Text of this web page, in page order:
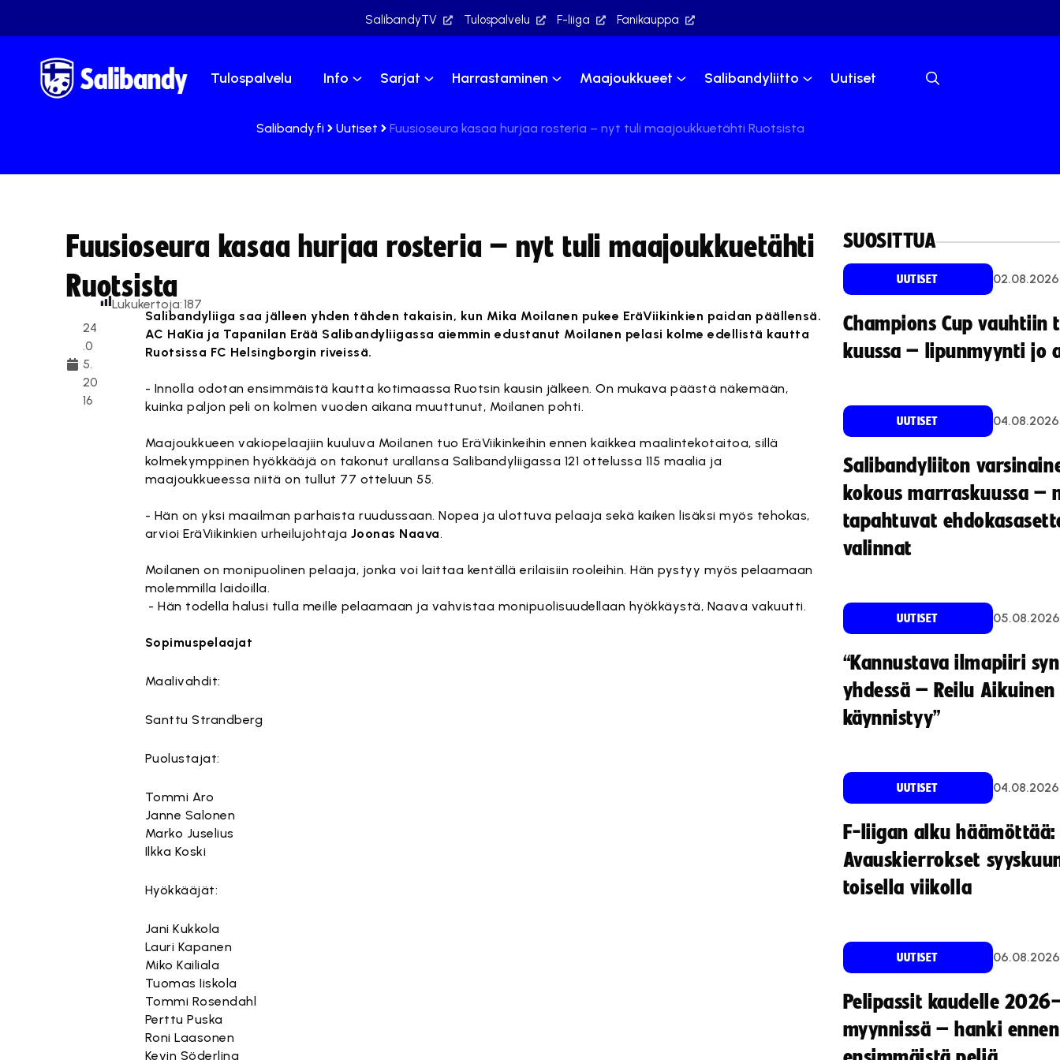
SalibandyTV Tulospalvelu F-liiga Fanikauppa
Tulospalvelu Info Sarjat Harrastaminen Maajoukkueet Salibandyliitto Uutiset
Salibandy.fi Uutiset Fuusioseura kasaa hurjaa rosteria – nyt tuli maajoukkuetähti Ruotsista
Fuusioseura kasaa hurjaa rosteria – nyt tuli maajoukkuetähti
Ruotsista
24
.0
5.
20
16
Lukukertoja:187
Salibandyliiga saa jälleen yhden tähden takaisin, kun Mika Moilanen pukee EräViikinkien paidan päällensä.
AC HaKia ja Tapanilan Erää Salibandyliigassa aiemmin edustanut Moilanen pelasi kolme edellistä kautta
Ruotsissa FC Helsingborgin riveissä.
- Innolla odotan ensimmäistä kautta kotimaassa Ruotsin kausin jälkeen. On mukava päästä näkemään,
kuinka paljon peli on kolmen vuoden aikana muuttunut, Moilanen pohti.
Maajoukkueen vakiopelaajiin kuuluva Moilanen tuo EräViikinkeihin ennen kaikkea maalintekotaitoa, sillä
kolmekymppinen hyökkääjä on takonut urallansa Salibandyliigassa 121 ottelussa 115 maalia ja
maajoukkueessa niitä on tullut 77 otteluun 55.
- Hän on yksi maailman parhaista ruudussaan. Nopea ja ulottuva pelaaja sekä kaiken lisäksi myös tehokas,
arvioi EräViikinkien urheilujohtaja Joonas Naava.
Moilanen on monipuolinen pelaaja, jonka voi laittaa kentällä erilaisiin rooleihin. Hän pystyy myös pelaamaan
molemmilla laidoilla.
- Hän todella halusi tulla meille pelaamaan ja vahvistaa monipuolisuudellaan hyökkäystä, Naava vakuutti.
Sopimuspelaajat
Maalivahdit:
Santtu Strandberg
Puolustajat:
Tommi Aro
Janne Salonen
Marko Juselius
Ilkka Koski
Hyökkääjät:
Jani Kukkola
Lauri Kapanen
Miko Kailiala
Tuomas Iiskola
Tommi Rosendahl
Perttu Puska
Roni Laasonen
Kevin Söderling
SUOSITTUA
UUTISET 02.08.2026
Champions Cup vauhtiin
kuussa – lipunmyynti jo
UUTISET 04.08.2026
Salibandyliiton
kokous marraskuussa –
tapahtuvat
valinnat
UUTISET 05.08.2026
“Kannustava ilmapiiri
yhdessä – Reilu
käynnistyy”
UUTISET 04.08.2026
F-liigan alku häämöttää:
Avauskierrokset
toisella viikolla
UUTISET 06.08.2026
Pelipassit kaudelle
myynnissä – hanki ennen